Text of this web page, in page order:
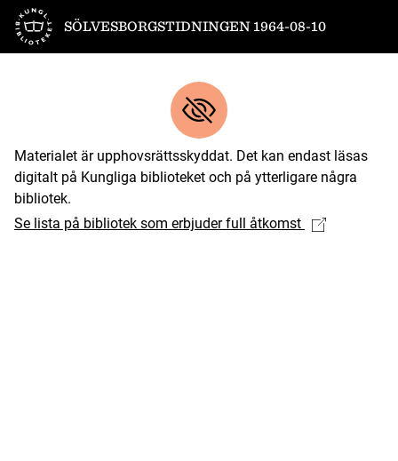
Till startsidan
SÖLVESBORGSTIDNINGEN 1964-08-10
Materialet är upphovsrättsskyddat. Det kan endast läsas
digitalt på Kungliga biblioteket och på ytterligare några
bibliotek.
Se lista på bibliotek som erbjuder full åtkomst